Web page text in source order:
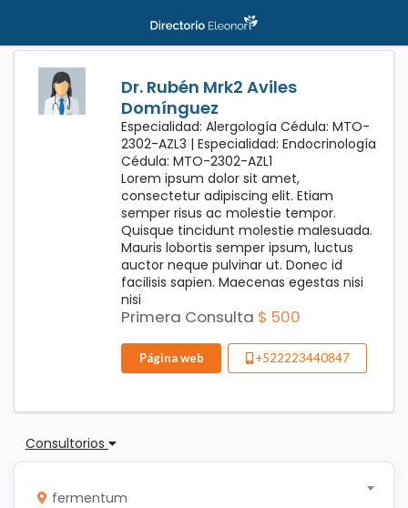
Dr. Rubén Mrk2 Aviles
Domínguez
Especialidad: Alergología Cédula: MTO-
2302-AZL3 | Especialidad: Endocrinología
Cédula: MTO-2302-AZL1
Lorem ipsum dolor sit amet,
consectetur adipiscing elit. Etiam
semper risus ac molestie tempor.
Quisque tincidunt molestie malesuada.
Mauris lobortis semper ipsum, luctus
auctor neque pulvinar ut. Donec id
facilisis sapien. Maecenas egestas nisi
nisi
Primera Consulta $ 500
Página web +522223440847
Consultorios
fermentum